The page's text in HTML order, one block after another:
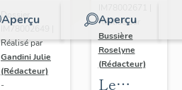
Aperçu
Dossier
IM78002649 |
Réalisé par
Gandini Julie
(Rédacteur)
-
Aperçu
Réalisé par
Bussière
Roselyne
(Rédacteur)
Le